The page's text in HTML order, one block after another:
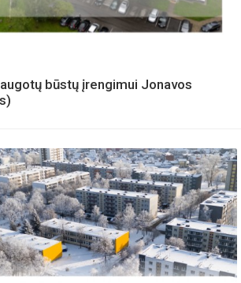
būstų įrengimui Jonavos